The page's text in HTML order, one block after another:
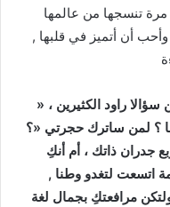
تنسجها من عالمها
أن أتميز في قلبها ,
راود الكثيرين ، «
؟ لمن ساترك حجرتي «؟
جدران ذاتك ، أم أنكِ
اتسعت لتغدو وطنا ,
مرافعتكِ بجمال لغة